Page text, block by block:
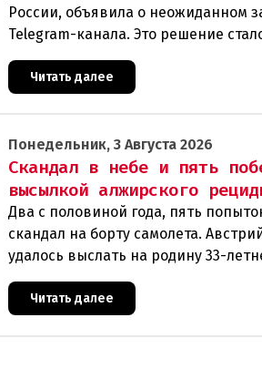
России, объявила о неожиданном
Telegram-канала. Это решение
Читать далее
Понедельник, 3 Августа 2026
Скандал в небе и пять
высылкой алжирского
Два с половиной года, пять
скандал на борту самолета.
удалось выслать на родину 33-
Алжира, который за это время
Читать далее